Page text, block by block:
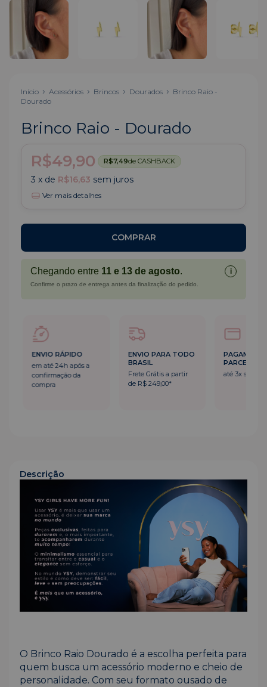
Início Acessórios Brincos Dourados
Brinco Raio -
Dourado
Brinco Raio - Dourado
R$49,90
R$7,49de CASHBACK
3 x de R$16,63 sem juros
Ver mais detalhes
Chegando entre 11 e 13 de agosto. i
Confirme o prazo de entrega antes da finalização do pedido.
ENVIO PARA TODO
BRASIL
Frete Grátis a partir
de R$ 249,00*
PAGAMENTO
PARCELADO
até 3x sem juros
ENVIO
em até 24h
confirmação
Descrição
O Brinco Raio Dourado é a escolha perfeita para
quem busca um acessório moderno e cheio de
personalidade. Com seu formato ousado de